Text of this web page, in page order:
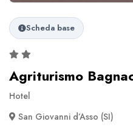
Scheda base
Agriturismo
Hotel
San Giovanni d’Asso (SI)